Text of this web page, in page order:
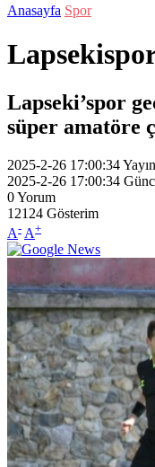
Anasayfa Spor
Lapseki’spor
süper amatöre
2025-2-26 17:00:34
2025-2-26 17:00:34
0Yorum
12124 Gösterim
A- A+